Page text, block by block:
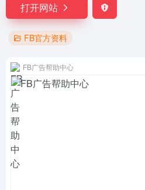
打开网站
FB官方资料
FB广告帮助中心